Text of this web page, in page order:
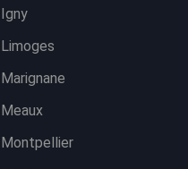
Igny
Limoges
Marignane
Meaux
Montpellier